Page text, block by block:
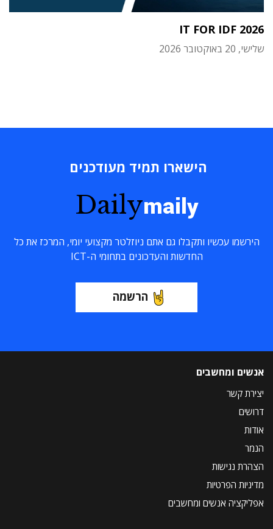
IT FOR IDF 2026
שלישי, 20 באוקטובר 2026
הישארו תמיד מעודכנים
Dailymaily
הירשמו עכשיו ותקבלו גם אתם ניוזלטר מקצועי יומי, המרכז את כל
החדשות והעדכונים בתחומי ה-ICT
הרשמה
אנשים ומחשבים
יצירת קשר
דרושים
אודות
הנמר
הצהרת נגישות
מדיניות הפרטיות
אפליקציה אנשים ומחשבים